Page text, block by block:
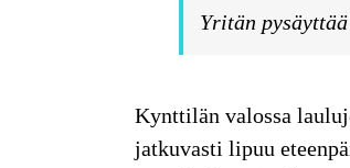
Yritän
Kynttilän valossa
jatkuvasti lipuu